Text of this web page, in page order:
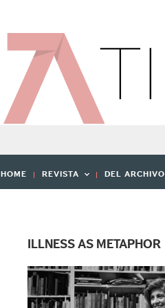
HOME REVISTA DEL ARCHIVO
ILLNESS AS METAPHOR